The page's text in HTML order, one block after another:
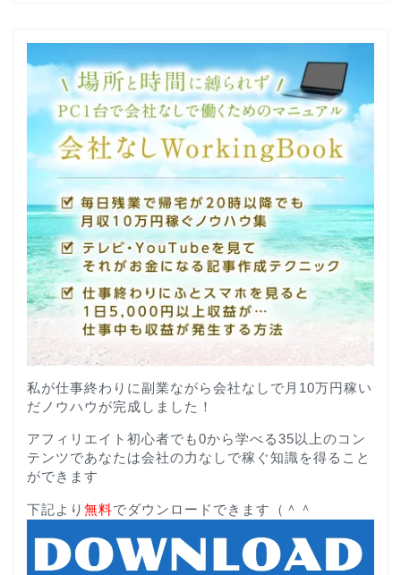
私が仕事終わりに副業ながら会社なしで月10万円稼い
だノウハウが完成しました！
アフィリエイト初心者でも0から学べる35以上のコン
テンツであなたは会社の力なしで稼ぐ知識を得ること
ができます
下記より 無料でダウンロードできます（＾＾